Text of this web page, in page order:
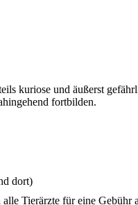
kuriose und äußerst
fortbilden.
dort)
Tierärzte für eine Gebühr